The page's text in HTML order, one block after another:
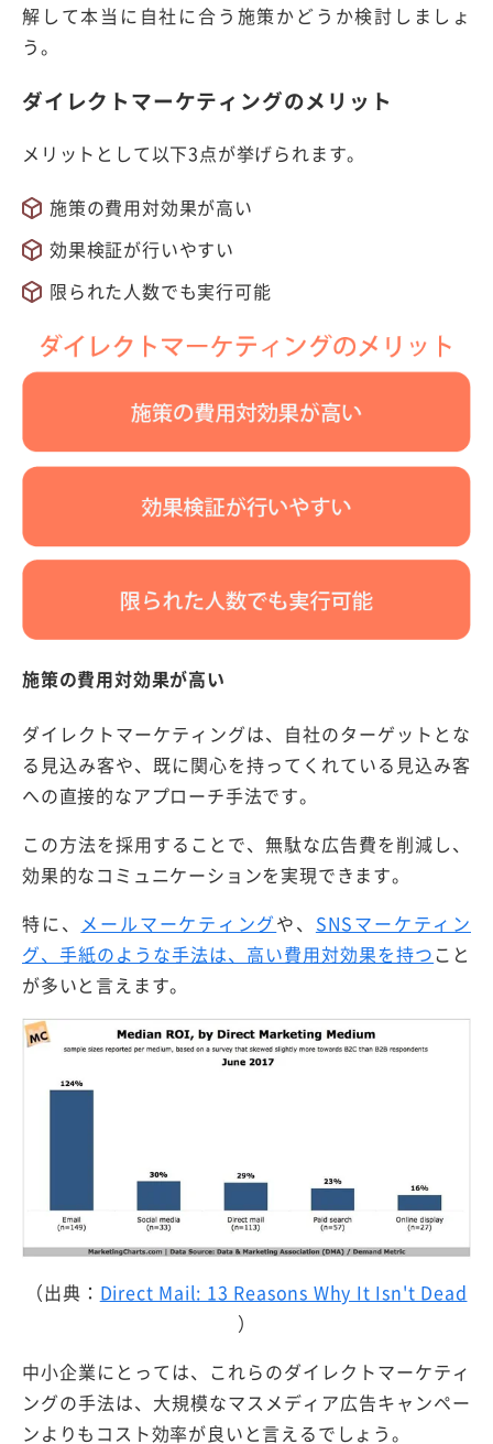
解して本当に自社に合う施策かどうか検討しましょ
う。
ダイレクトマーケティングのメリット
メリットとして以下3点が挙げられます。
施策の費用対効果が高い
効果検証が行いやすい
限られた人数でも実行可能
施策の費用対効果が高い
ダイレクトマーケティングは、自社のターゲットとな
る見込み客や、既に関心を持ってくれている見込み客
への直接的なアプローチ手法です。
この方法を採用することで、無駄な広告費を削減し、
効果的なコミュニケーションを実現できます。
特に、
メールマーケティングや、 SNSマーケティン
グ、手紙のような手法は、高い費用対効果を持つこと
が多いと言えます。
（出典： Direct Mail: 13 Reasons Why It Isn't Dead
）
中小企業にとっては、これらのダイレクトマーケティ
ングの手法は、大規模なマスメディア広告キャンペー
ンよりもコスト効率が良いと言えるでしょう。